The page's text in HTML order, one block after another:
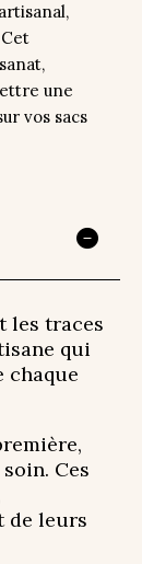
une
vos sacs
les traces
qui
chaque
Ces
de leurs